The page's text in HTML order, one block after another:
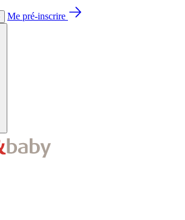
footer
Me pré-inscrire